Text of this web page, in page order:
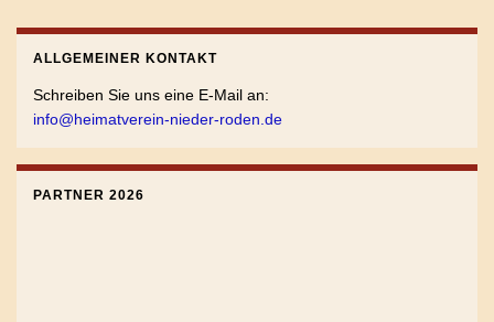
ALLGEMEINER KONTAKT
Schreiben Sie uns eine E-Mail an:
info@heimatverein-nieder-roden.de
PARTNER 2026